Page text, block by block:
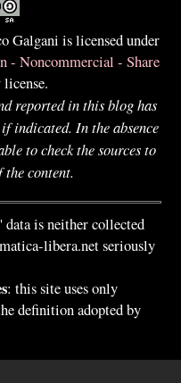
Galgani is licensed under
- Noncommercial - Share
license.
reported in this blog has
indicated. In the absence
to check the sources to
the content.
data is neither collected
libera.net seriously
: this site uses only
definition adopted by